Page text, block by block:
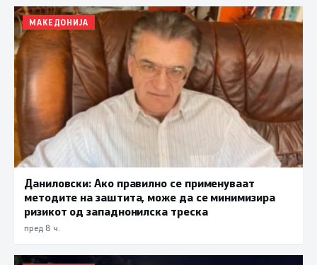
МАКЕДОНИЈА
Даниловски: Ако правилно се применуваат
методите на заштита, може да се минимизира
ризикот од западнонилска треска
пред 8 ч.